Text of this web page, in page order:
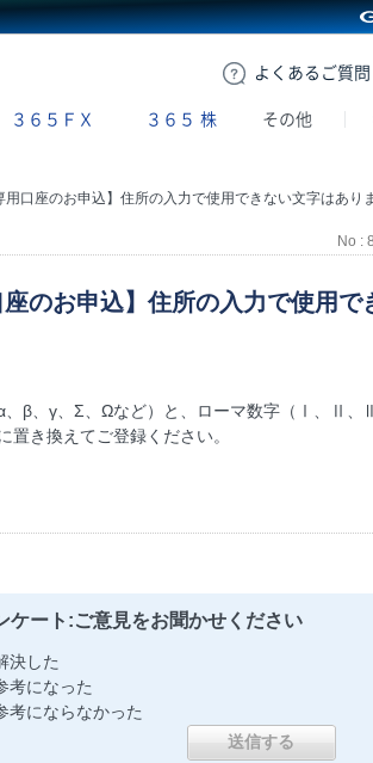
よくある ご質問
３６５ＦＸ ３６５ 株 その他
用口座のお申込】住所の入力で使用できない文字はありますか？
No :
座のお申込】住所の入力で使用
、β、γ、Σ、Ωなど）と、ローマ数字（Ⅰ、Ⅱ
置き換えてご登録ください。
ケート:ご意見をお聞かせください
決した
考になった
考にならなかった